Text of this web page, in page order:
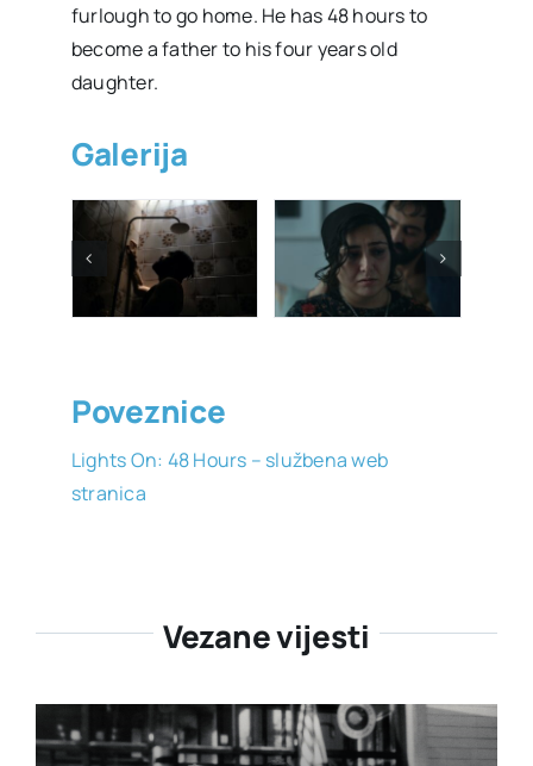
furlough to go home. He has 48 hours to
become a father to his four years old
daughter.
Galerija
Poveznice
Lights On: 48 Hours – službena web
stranica
Vezane vijesti